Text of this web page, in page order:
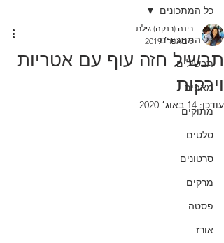
כל המתכונים
תבשילים
מאפים
מתוקים
סלטים
סרטונים
מרקים
פסטה
אורז
כל המתכונים
תבשיל חזה עוף עם אטריות
וירקות
רינה (רנקה) גילת
3 באפר׳ 2019
עודכן: 14 באוג׳ 2020